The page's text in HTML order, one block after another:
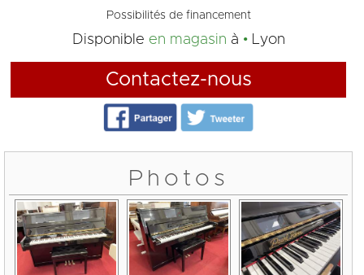
Possibilités de financement
Disponible en magasin à Lyon
Contactez-nous
Photos